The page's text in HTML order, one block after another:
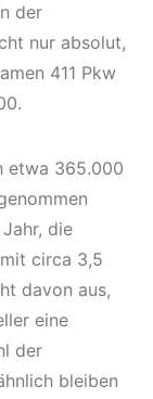
der
nur absolut,
411 Pkw
etwa 365.000
die
circa 3,5
davon aus,
eine
der
bleiben